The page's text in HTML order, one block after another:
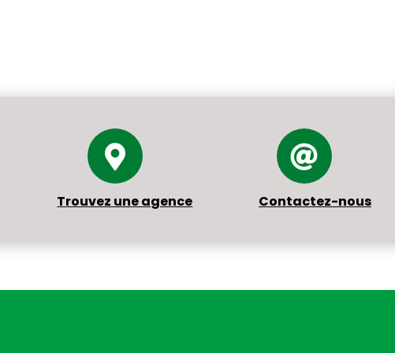
Trouvez une agence Contactez-nous